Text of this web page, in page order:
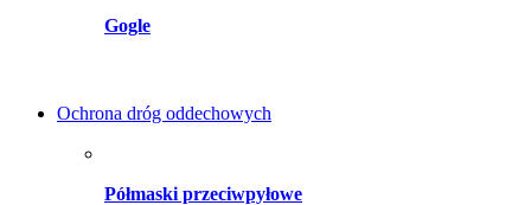
Gogle
Ochrona dróg oddechowych
Półmaski przeciwpyłowe